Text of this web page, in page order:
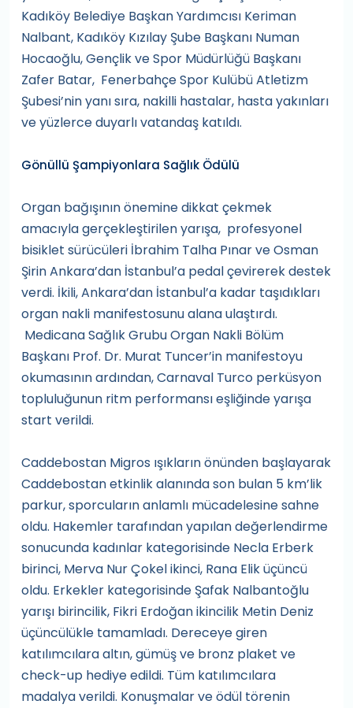
Kadıköy Belediye Başkan Yardımcısı Keriman
Nalbant, Kadıköy Kızılay Şube Başkanı Numan
Hocaoğlu, Gençlik ve Spor Müdürlüğü Başkanı
Zafer Batar, Fenerbahçe Spor Kulübü Atletizm
Şubesi’nin yanı sıra, nakilli hastalar, hasta yakınları
ve yüzlerce duyarlı vatandaş katıldı.
Gönüllü Şampiyonlara Sağlık Ödülü
Organ bağışının önemine dikkat çekmek
amacıyla gerçekleştirilen yarışa, profesyonel
bisiklet sürücüleri İbrahim Talha Pınar ve Osman
Şirin Ankara’dan İstanbul’a pedal çevirerek destek
verdi. İkili, Ankara’dan İstanbul’a kadar taşıdıkları
organ nakli manifestosunu alana ulaştırdı.
Medicana Sağlık Grubu Organ Nakli Bölüm
Başkanı Prof. Dr. Murat Tuncer’in manifestoyu
okumasının ardından, Carnaval Turco perküsyon
topluluğunun ritm performansı eşliğinde yarışa
start verildi.
Caddebostan Migros ışıkların önünden başlayarak
Caddebostan etkinlik alanında son bulan 5 km’lik
parkur, sporcuların anlamlı mücadelesine sahne
oldu. Hakemler tarafından yapılan değerlendirme
sonucunda kadınlar kategorisinde Necla Erberk
birinci, Merva Nur Çokel ikinci, Rana Elik üçüncü
oldu. Erkekler kategorisinde Şafak Nalbantoğlu
yarışı birincilik, Fikri Erdoğan ikincilik Metin Deniz
üçüncülükle tamamladı. Dereceye giren
katılımcılara altın, gümüş ve bronz plaket ve
check-up hediye edildi. Tüm katılımcılara
madalya verildi. Konuşmalar ve ödül törenin